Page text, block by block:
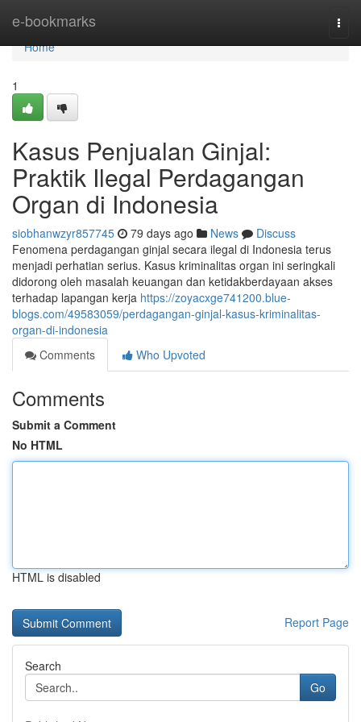
e-bookmarks
Home
Home
1
Kasus Penjualan Ginjal:
Praktik Ilegal Perdagangan
Organ di Indonesia
siobhanwzyr857745 79 days ago News
Discuss
Fenomena perdagangan ginjal secara ilegal di Indonesia terus
menjadi perhatian serius. Kasus kriminalitas organ ini seringkali
didorong oleh masalah keuangan dan ketidakberdayaan akses
terhadap lapangan kerja https://zoyacxge741200.blue-
blogs.com/49583059/perdagangan-ginjal-kasus-kriminalitas-
organ-di-indonesia
Comments
Who Upvoted
Comments
Submit a Comment
No HTML
HTML is disabled
Report Page
Search
Go